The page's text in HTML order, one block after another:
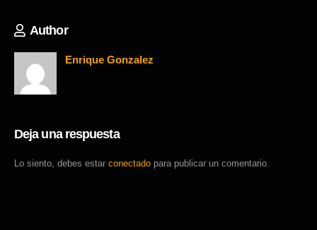
Author
Enrique Gonzalez
Deja una respuesta
Lo siento, debes estar conectado para publicar un comentario.